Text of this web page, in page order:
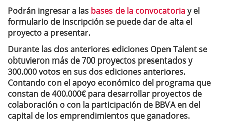
Podrán ingresar a las bases de la convocatoriay el
formulario de inscripción se puede dar de alta el
proyecto a presentar.
Durante las dos anteriores ediciones Open Talent se
obtuvieron más de 700 proyectos presentados y
300.000 votos en sus dos ediciones anteriores.
Contando con el apoyo económico del programa que
constan de 400.000€ para desarrollar proyectos de
colaboración o con la participación de BBVA en del
capital de los emprendimientos que ganadores.